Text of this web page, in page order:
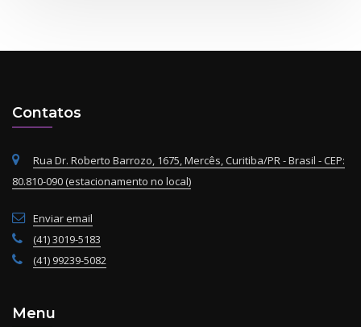
Contatos
Rua Dr. Roberto Barrozo, 1675, Mercês, Curitiba/PR - Brasil - CEP:
80.810-090 (estacionamento no local)
Enviar email
(41) 3019-5183
(41) 99239-5082
Menu